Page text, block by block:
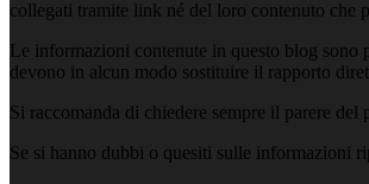
collegati tramite link né del loro contenuto che
Le informazioni contenute in questo blog sono
devono in alcun modo sostituire il rapporto
Si raccomanda di chiedere sempre il parere
Se si hanno dubbi o quesiti sulle informazioni